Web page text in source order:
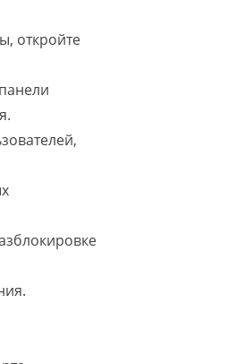
откройте